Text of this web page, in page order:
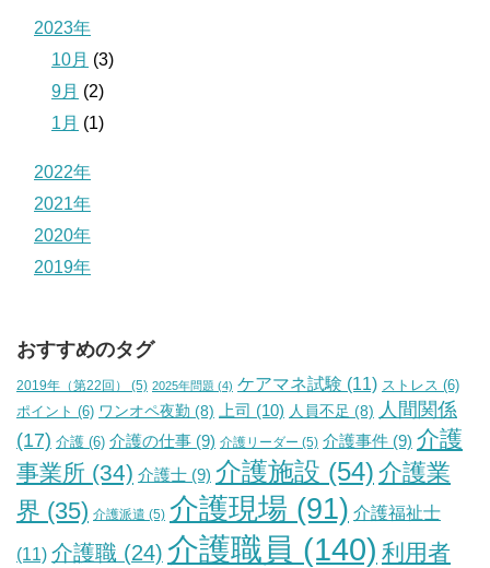
2023年
10月 (3)
9月 (2)
1月 (1)
2022年
2021年
2020年
2019年
おすすめのタグ
2019年（第22回） (5) 2025年問題 (4) ケアマネ試験 (11) ストレス (6)
ポイント (6) ワンオペ夜勤 (8) 上司 (10) 人員不足 (8) 人間関係
(17) 介護 (6) 介護の仕事 (9) 介護リーダー (5) 介護事件 (9) 介護
事業所 (34) 介護士 (9) 介護施設 (54) 介護業
界 (35) 介護派遣 (5) 介護現場 (91) 介護福祉士
(11) 介護職 (24) 介護職員 (140) 利用者